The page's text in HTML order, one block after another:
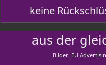
keine
aus der
Bilder: EU